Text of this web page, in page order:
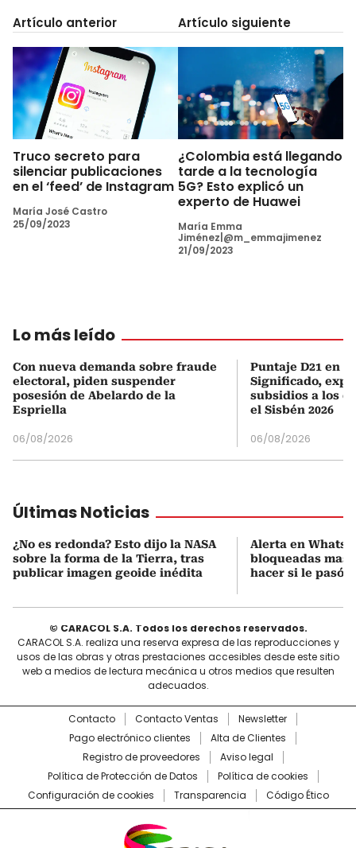
Artículo anterior
Truco secreto para
silenciar publicaciones
en el ‘feed’ de Instagram
María José Castro
25/09/2023
Artículo siguiente
¿Colombia está llegando
tarde a la tecnología
5G? Esto explicó un
experto de Huawei
María Emma
Jiménez|@m_emmajimenez
21/09/2023
Lo más leído
Con nueva demanda sobre fraude
electoral, piden suspender
posesión de Abelardo de la
Espriella
06/08/2026
Puntaje D21 en
Significado,
subsidios a los
el Sisbén 2026
06/08/2026
Últimas Noticias
¿No es redonda? Esto dijo la NASA
sobre la forma de la Tierra, tras
publicar imagen geoide inédita
Alerta en
bloqueadas
hacer si le pasó?
© CARACOL S.A. Todos los derechos reservados.
CARACOL S.A. realiza una reserva expresa de las reproducciones y
usos de las obras y otras prestaciones accesibles desde este sitio
web a medios de lectura mecánica u otros medios que resulten
adecuados.
Contacto Contacto Ventas
Newsletter
Pago electrónico clientes
Alta de Clientes
Registro de proveedores
Aviso legal
Política de Protección de Datos
Política de cookies
Configuración de cookies
Transparencia Código Ético